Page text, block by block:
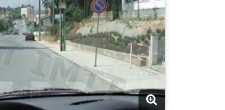
se já está preparado para ir a exame.
que errou no seu perfil.
dos seus testes no seu perfil.